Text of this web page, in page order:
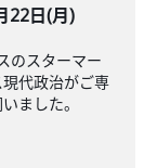
22日(月)
のスターマー
代政治がご専
ました。